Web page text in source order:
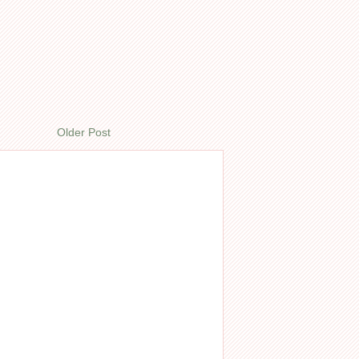
Older Post